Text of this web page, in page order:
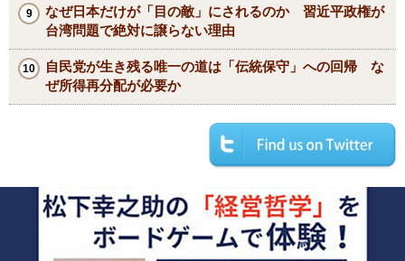
なぜ日本だけが「目の敵」にされるのか 習近平政権が
台湾問題で絶対に譲らない理由
自民党が生き残る唯一の道は「伝統保守」への回帰 な
ぜ所得再分配が必要か